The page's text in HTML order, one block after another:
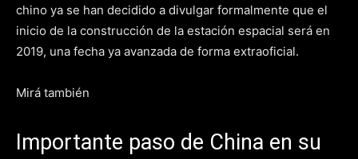
chino ya se han decidido a divulgar formalmente que el
inicio de la construcción de la estación espacial será en
2019, una fecha ya avanzada de forma extraoficial.
Mirá también
Importante paso de China en su